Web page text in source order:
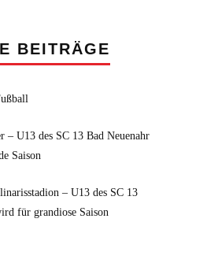
BEITRÄGE
– U13 des SC 13 Bad Neuenahr
Saison
– U13 des SC 13
für grandiose Saison